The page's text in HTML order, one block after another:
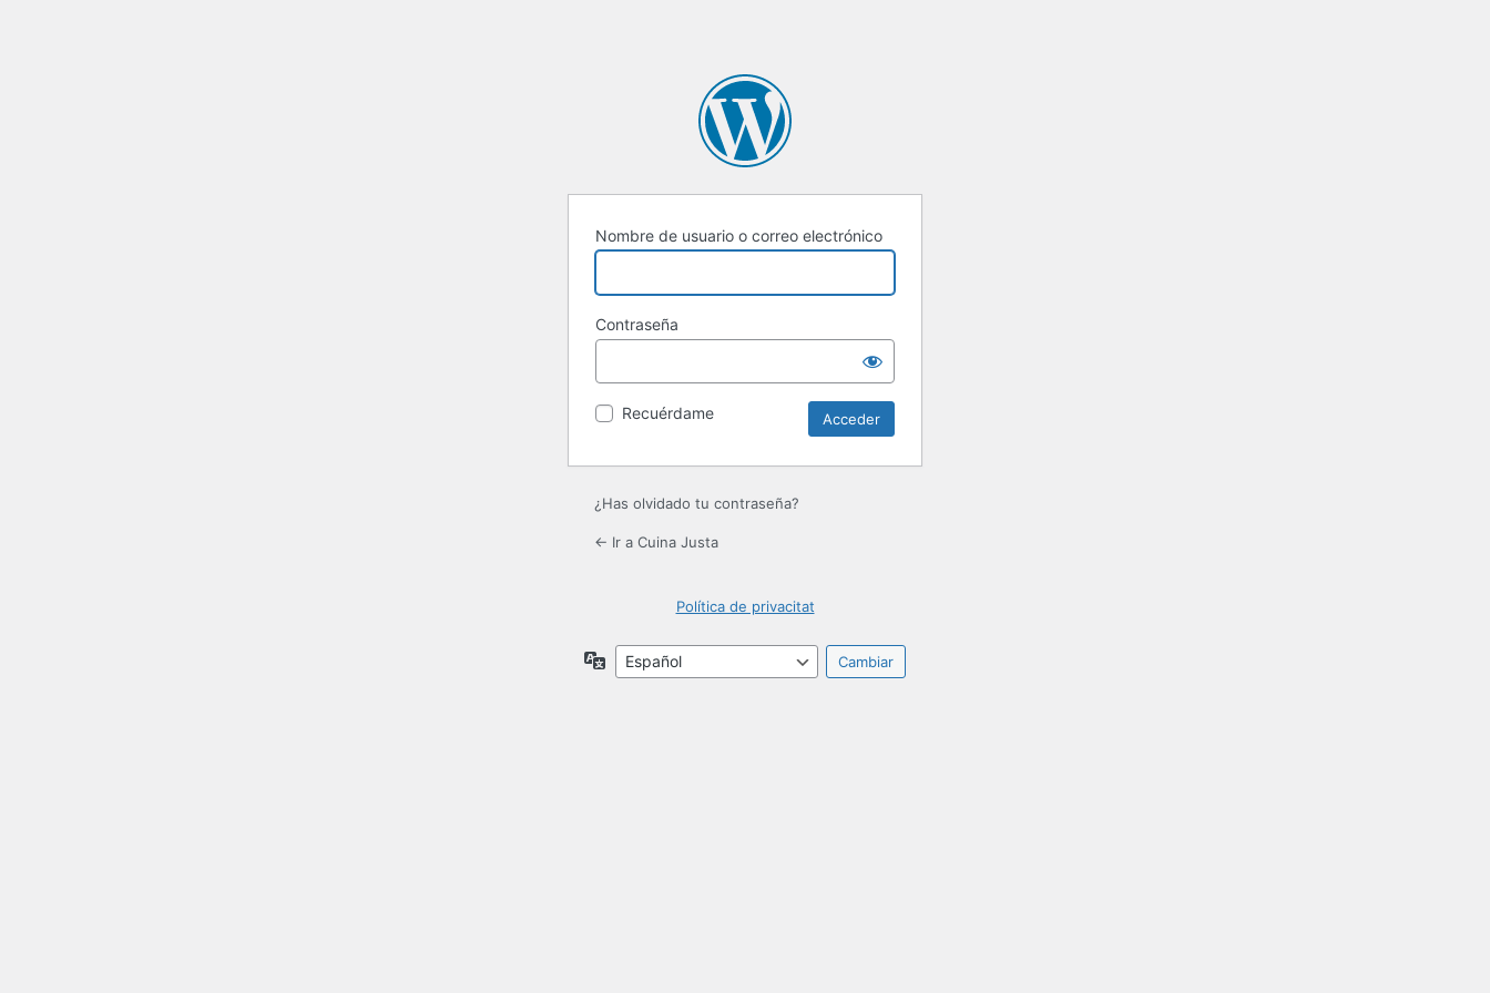
Nombre de usuario o correo electrónico
Contraseña
Recuérdame
¿Has olvidado tu contraseña?
← Ir a Cuina Justa
Política de privacitat
Idioma